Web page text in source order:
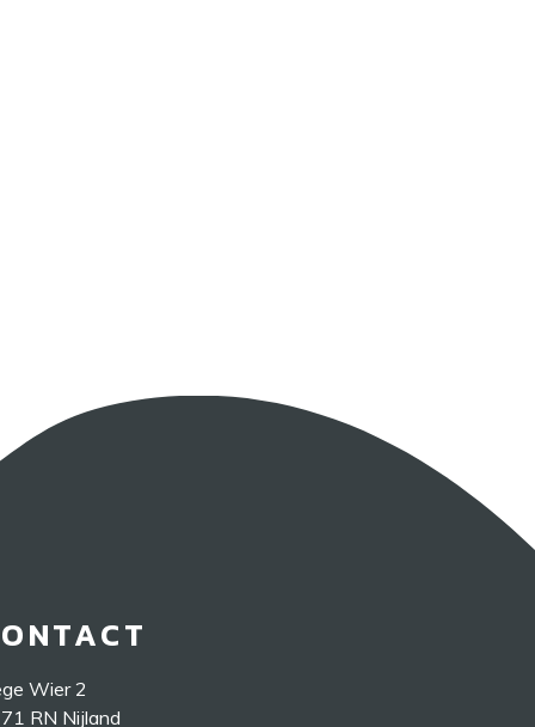
Wier 2
RN Nijland